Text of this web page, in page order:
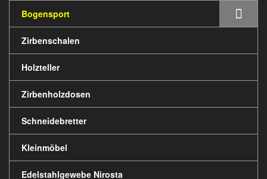
Bogensport
Zirbenschalen
Holzteller
Zirbenholzdosen
Schneidebretter
Kleinmöbel
Edelstahlgewebe Nirosta
Schraubspitzen
Artikel-Nr.: